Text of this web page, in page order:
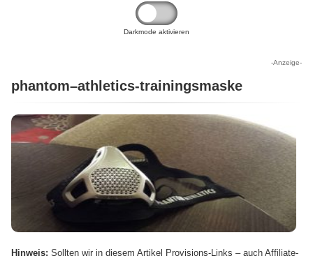
Darkmode aktivieren
-Anzeige-
phantom–athletics-trainingsmaske
Hinweis: Sollten wir in diesem Artikel Provisions-Links – auch Affiliate-